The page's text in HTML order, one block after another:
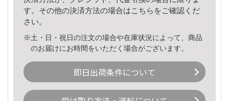
す。その他の決済方法の場合はこちら をご確認くだ
さい。
※土・日・祝日の注文の場合や在庫状況によって、商品
のお届けにお時間をいただく場合がございます。
即日出荷条件について